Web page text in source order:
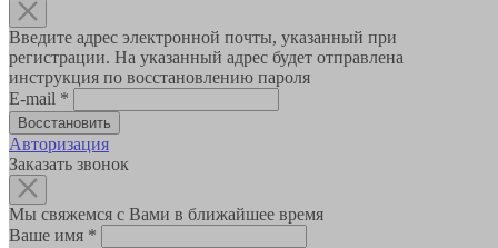
Введите адрес электронной почты, указанный при
регистрации. На указанный адрес будет отправлена
инструкция по восстановлению пароля
E-mail *
Авторизация
Заказать звонок
Мы свяжемся с Вами в ближайшее время
Ваше имя *